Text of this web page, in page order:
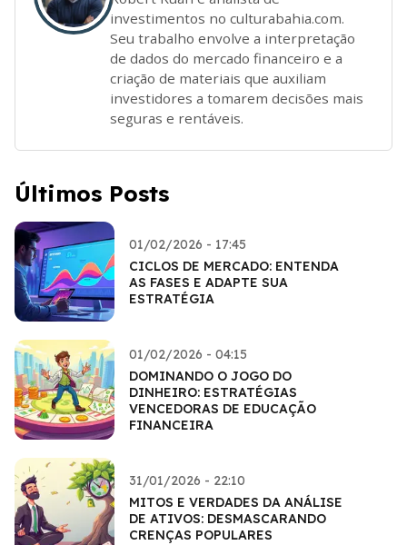
investimentos no culturabahia.com.
Seu trabalho envolve a interpretação
de dados do mercado financeiro e a
criação de materiais que auxiliam
investidores a tomarem decisões mais
seguras e rentáveis.
Últimos Posts
01/02/2026 - 17:45
CICLOS DE MERCADO: ENTENDA
AS FASES E ADAPTE SUA
ESTRATÉGIA
01/02/2026 - 04:15
DOMINANDO O JOGO DO
DINHEIRO: ESTRATÉGIAS
VENCEDORAS DE EDUCAÇÃO
FINANCEIRA
31/01/2026 - 22:10
MITOS E VERDADES DA ANÁLISE
DE ATIVOS: DESMASCARANDO
CRENÇAS POPULARES